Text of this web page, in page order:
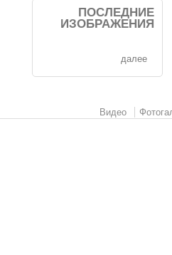
ПОСЛЕДНИЕ
ИЗОБРАЖЕНИЯ
далее
Видео